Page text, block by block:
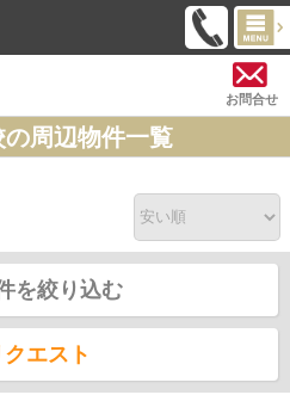
お問合せ
周辺物件一覧
を絞り込む
エスト